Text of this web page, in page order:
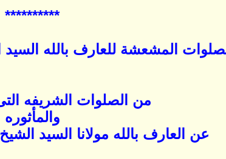
**********
المشعشة للعارف بالله السيد
من الصلوات الشريفه التى
والمأثوره
عن العارف بالله مولانا السيد